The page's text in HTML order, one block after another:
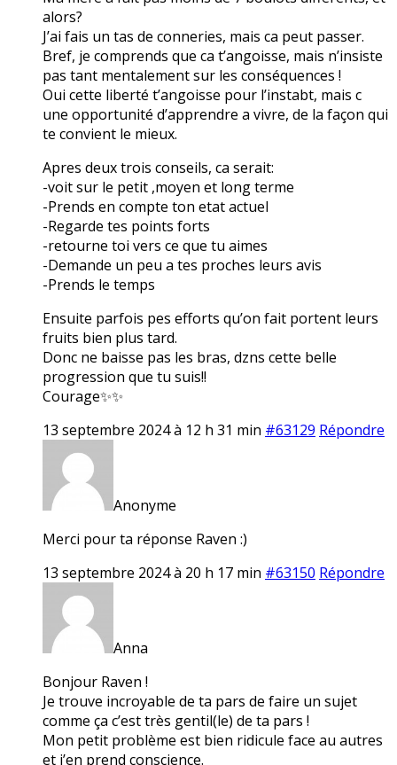
alors?
J’ai fais un tas de conneries, mais ca peut passer.
Bref, je comprends que ca t’angoisse, mais n’insiste
pas tant mentalement sur les conséquences !
Oui cette liberté t’angoisse pour l’instabt, mais c
une opportunité d’apprendre a vivre, de la façon qui
te convient le mieux.
Apres deux trois conseils, ca serait:
-voit sur le petit ,moyen et long terme
-Prends en compte ton etat actuel
-Regarde tes points forts
-retourne toi vers ce que tu aimes
-Demande un peu a tes proches leurs avis
-Prends le temps
Ensuite parfois pes efforts qu’on fait portent leurs
fruits bien plus tard.
Donc ne baisse pas les bras, dzns cette belle
progression que tu suis!!
Courage✨✨
13 septembre 2024 à 12 h 31 min #63129 Répondre
Anonyme
Merci pour ta réponse Raven :)
13 septembre 2024 à 20 h 17 min #63150 Répondre
Anna
Bonjour Raven !
Je trouve incroyable de ta pars de faire un sujet
comme ça c’est très gentil(le) de ta pars !
Mon petit problème est bien ridicule face au autres
et j’en prend conscience.